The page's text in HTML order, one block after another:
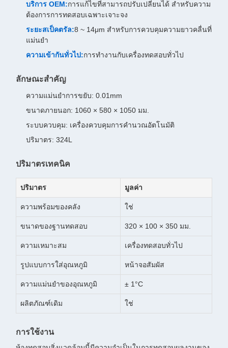
บริการ OEM:การแก้ไขที่สามารถปรับเปลี่ยนได้ สําหรับความ
ต้องการการทดสอบเฉพาะเจาะจง
ระยะสเป็คตรัล:8 ~ 14μm สําหรับการควบคุมความยาวคลื่นที่
แม่นยํา
ความเข้ากันทั่วไป:การทํางานกับเครื่องทดสอบทั่วไป
ลักษณะสําคัญ
ความแม่นยําการขยับ: 0.01mm
ขนาดภายนอก: 1060 × 580 × 1050 มม.
ระบบควบคุม: เครื่องควบคุมการคํานวณอัตโนมัติ
ปริมาตร: 324L
ปริมาตรเทคนิค
ปริมาตร มูลค่า
ความพร้อมของคลัง ใช่
ขนาดของฐานทดสอบ 320 × 100 × 350 มม.
ความเหมาะสม เครื่องทดสอบทั่วไป
รูปแบบการใส่อุณหภูมิ หน้าจอสัมผัส
ความแม่นยําของอุณหภูมิ ± 1°C
ผลิตภัณฑ์เดิม ใช่
การใช้งาน